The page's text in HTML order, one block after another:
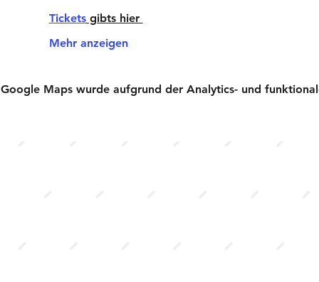
Tickets gibts hier
Mehr anzeigen
Google Maps wurde aufgrund der Analytics- und